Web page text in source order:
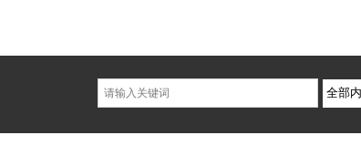
酸钠、聚合氯化铝、聚丙烯酰胺、葡萄糖、双氧水(过氧